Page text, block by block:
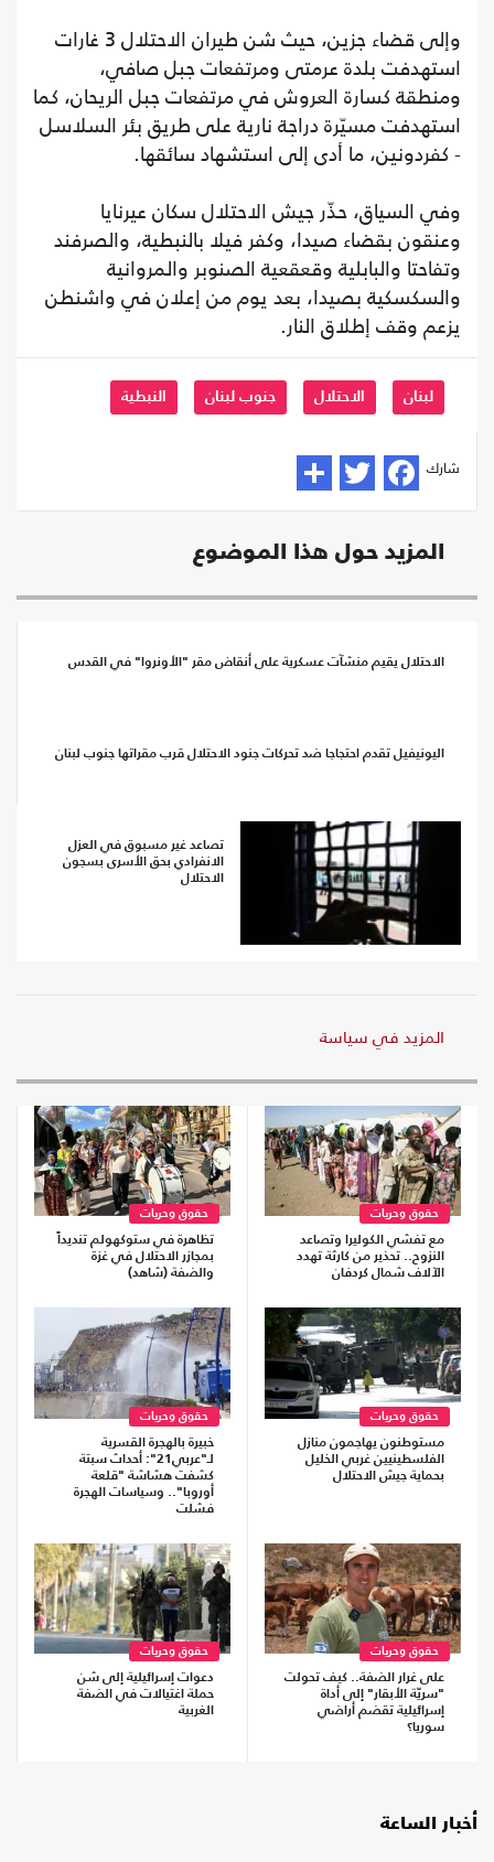
وإلى قضاء جزين، حيث شن طيران الاحتلال 3 غارات
استهدفت بلدة عرمتى ومرتفعات جبل صافي،
ومنطقة كسارة العروش في مرتفعات جبل الريحان، كما
استهدفت مسيّرة دراجة نارية على طريق بئر السلاسل
- كفردونين، ما أدى إلى استشهاد سائقها.
وفي السياق، حذّر جيش الاحتلال سكان عيرنايا
وعنقون بقضاء صيدا، وكفر فيلا بالنبطية، والصرفند
وتفاحتا والبابلية وقعقعية الصنوبر والمروانية
والسكسكية بصيدا، بعد يوم من إعلان في واشنطن
يزعم وقف إطلاق النار.
لبنان الاحتلال جنوب لبنان النبطية
شارك
المزيد حول هذا الموضوع
الاحتلال يقيم منشآت عسكرية على أنقاض مقر "الأونروا" في القدس
اليونيفيل تقدم احتجاجا ضد تحركات جنود الاحتلال قرب مقراتها جنوب لبنان
تصاعد غير مسبوق في العزل
الانفرادي بحق الأسرى بسجون
الاحتلال
المزيد في سياسة
حقوق وحريات
مع تفشي الكوليرا وتصاعد
النزوح.. تحذير من كارثة تهدد
الآلاف شمال كردفان
حقوق وحريات
تظاهرة في ستوكهولم تنديداً
بمجازر الاحتلال في غزة
والضفة (شاهد)
حقوق وحريات
مستوطنون يهاجمون منازل
الفلسطينيين غربي الخليل
بحماية جيش الاحتلال
حقوق وحريات
خبيرة بالهجرة القسرية
لـ"عربي21": أحداث سبتة
كشفت هشاشة "قلعة
أوروبا".. وسياسات الهجرة
فشلت
حقوق وحريات
على غرار الضفة.. كيف تحولت
"سريّة الأبقار" إلى أداة
إسرائيلية تقضم أراضي
سوريا؟
حقوق وحريات
دعوات إسرائيلية إلى شن
حملة اغتيالات في الضفة
الغربية
أخبار الساعة